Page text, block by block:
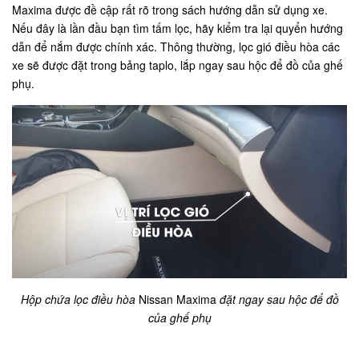
Maxima được đề cập rất rõ trong sách hướng dẫn sử dụng xe.
Nếu đây là lần đầu bạn tìm tấm lọc, hãy kiểm tra lại quyển hướng
dẫn để nắm được chính xác. Thông thường, lọc gió điều hòa các
xe sẽ được đặt trong bảng taplo, lắp ngay sau hộc để đồ của ghế
phụ.
Hộp chứa lọc điều hòa Nissan Maximađặt ngay sau hộc để đồ
của ghế phụ